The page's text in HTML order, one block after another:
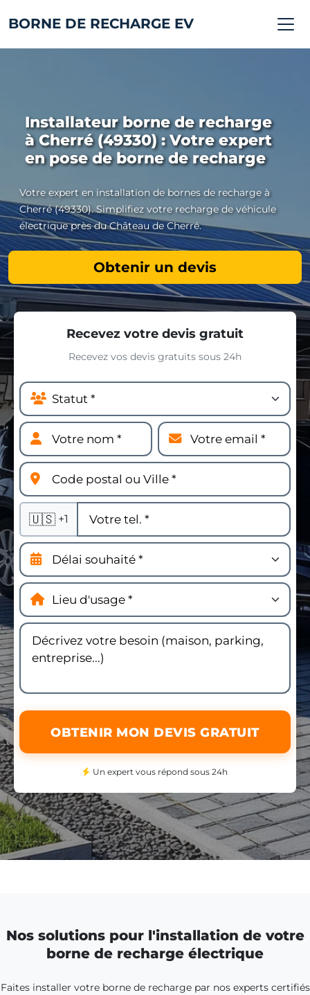
BORNE DE RECHARGE EV
Installateur borne de recharge
à Cherré (49330) : Votre expert
en pose de borne de recharge
Votre expert en installation de bornes de recharge à
Cherré (49330). Simplifiez votre recharge de véhicule
électrique près du Château de Cherré.
Obtenir un devis
Recevez votre devis gratuit
Recevez vos devis gratuits sous 24h
🇺🇸 +1
OBTENIR MON DEVIS GRATUIT
Un expert vous répond sous 24h
Nos solutions pour l'installation de votre
borne de recharge électrique
Faites installer votre borne de recharge par nos experts certifiés